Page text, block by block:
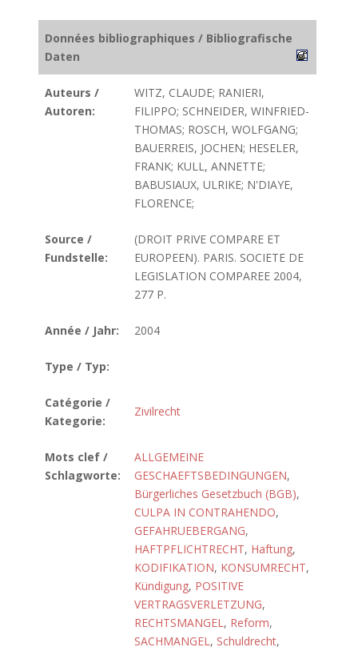
Données bibliographiques / Bibliografische
Daten
Auteurs /
Autoren:
WITZ, CLAUDE; RANIERI,
FILIPPO; SCHNEIDER, WINFRIED-
THOMAS; ROSCH, WOLFGANG;
BAUERREIS, JOCHEN; HESELER,
FRANK; KULL, ANNETTE;
BABUSIAUX, ULRIKE; N'DIAYE,
FLORENCE;
Source /
Fundstelle:
(DROIT PRIVE COMPARE ET
EUROPEEN). PARIS. SOCIETE DE
LEGISLATION COMPAREE 2004,
277 P.
Année / Jahr: 2004
Type / Typ:
Catégorie /
Kategorie:
Zivilrecht
Mots clef /
Schlagworte:
ALLGEMEINE
GESCHAEFTSBEDINGUNGEN,
Bürgerliches Gesetzbuch (BGB),
CULPA IN CONTRAHENDO,
GEFAHRUEBERGANG,
HAFTPFLICHTRECHT, Haftung,
KODIFIKATION, KONSUMRECHT,
Kündigung, POSITIVE
VERTRAGSVERLETZUNG,
RECHTSMANGEL, Reform,
SACHMANGEL, Schuldrecht,